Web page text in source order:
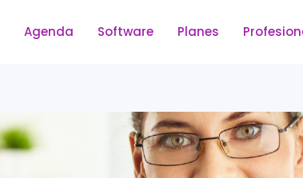
Agenda Software Planes